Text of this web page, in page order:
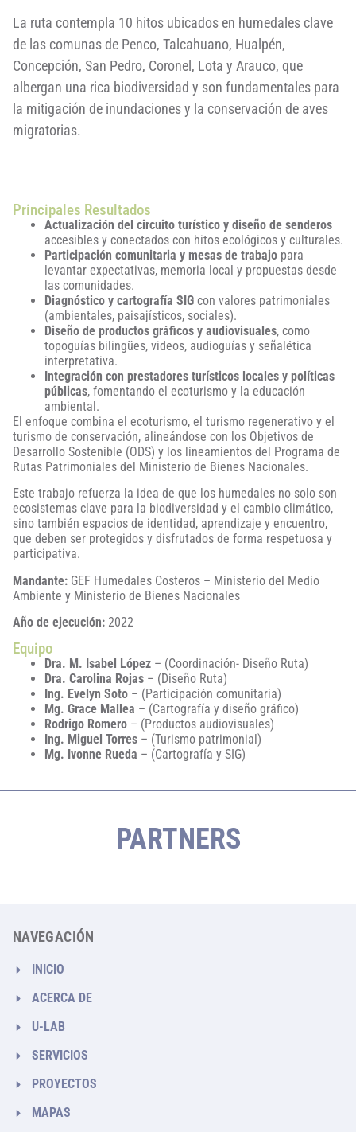
La ruta contempla 10 hitos ubicados en humedales clave
de las comunas de Penco, Talcahuano, Hualpén,
Concepción, San Pedro, Coronel, Lota y Arauco, que
albergan una rica biodiversidad y son fundamentales para
la mitigación de inundaciones y la conservación de aves
migratorias.
Principales Resultados
Actualización del circuito turístico y diseño de senderos
accesibles y conectados con hitos ecológicos y culturales.
Participación comunitaria y mesas de trabajo para
levantar expectativas, memoria local y propuestas desde
las comunidades.
Diagnóstico y cartografía SIG con valores patrimoniales
(ambientales, paisajísticos, sociales).
Diseño de productos gráficos y audiovisuales, como
topoguías bilingües, videos, audioguías y señalética
interpretativa.
Integración con prestadores turísticos locales y políticas
públicas, fomentando el ecoturismo y la educación
ambiental.
El enfoque combina el ecoturismo, el turismo regenerativo y el
turismo de conservación, alineándose con los Objetivos de
Desarrollo Sostenible (ODS) y los lineamientos del Programa de
Rutas Patrimoniales del Ministerio de Bienes Nacionales.
Este trabajo refuerza la idea de que los humedales no solo son
ecosistemas clave para la biodiversidad y el cambio climático,
sino también espacios de identidad, aprendizaje y encuentro,
que deben ser protegidos y disfrutados de forma respetuosa y
participativa.
Mandante: GEF Humedales Costeros – Ministerio del Medio
Ambiente y Ministerio de Bienes Nacionales
Año de ejecución: 2022
Equipo
Dra. M. Isabel López – (Coordinación- Diseño Ruta)
Dra. Carolina Rojas – (Diseño Ruta)
Ing. Evelyn Soto – (Participación comunitaria)
Mg. Grace Mallea – (Cartografía y diseño gráfico)
Rodrigo Romero – (Productos audiovisuales)
Ing. Miguel Torres – (Turismo patrimonial)
Mg. Ivonne Rueda – (Cartografía y SIG)
PARTNERS
NAVEGACIÓN
INICIO
ACERCA DE
U-LAB
SERVICIOS
PROYECTOS
MAPAS